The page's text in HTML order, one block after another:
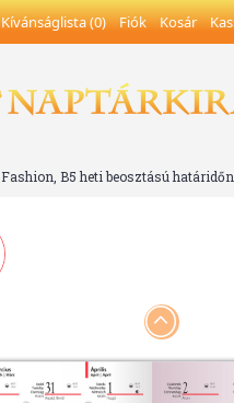
Kívánságlista (0) Fiók Kosár
Fashion, B5 heti beosztású